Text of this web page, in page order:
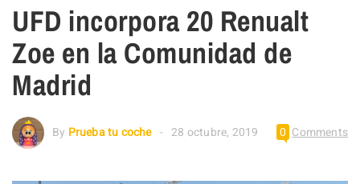
UFD incorpora 20 Renualt
Zoe en la Comunidad de
Madrid
By Prueba tu coche 28 octubre, 2019 0 Comments